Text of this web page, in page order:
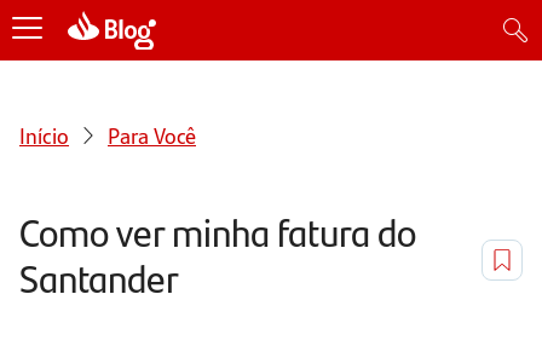
Início Para Você
Como ver minha fatura do
Santander